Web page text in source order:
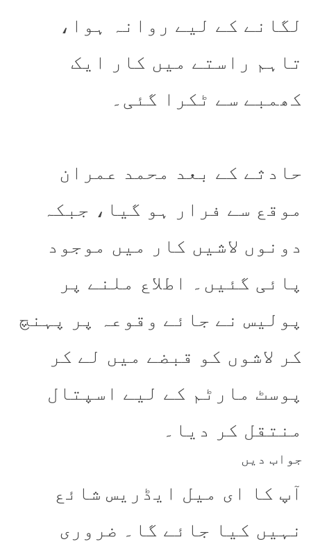
لگانے کے لیے روانہ ہوا،
تاہم راستے میں کار ایک
کھمبے سے ٹکرا گئی۔
حادثے کے بعد محمد عمران
موقع سے فرار ہو گیا، جبکہ
دونوں لاشیں کار میں موجود
پائی گئیں۔ اطلاع ملنے پر
پولیس نے جائے وقوعہ پر پہنچ
کر لاشوں کو قبضے میں لے کر
پوسٹ مارٹم کے لیے اسپتال
منتقل کر دیا۔
جواب دیں
آپ کا ای میل ایڈریس شائع
نہیں کیا جائے گا۔ ضروری